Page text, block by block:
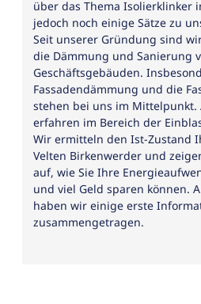
über das Thema Isolierklinker
jedoch noch einige Sätze zu
Seit unserer Gründung sind
die Dämmung und Sanierung
Geschäftsgebäuden.
Fassadendämmung und die
stehen bei uns im
erfahren im Bereich der
Wir ermitteln den Ist-Zustand
Velten Birkenwerder und
auf, wie Sie Ihre
und viel Geld sparen können.
haben wir einige erste
zusammengetragen.